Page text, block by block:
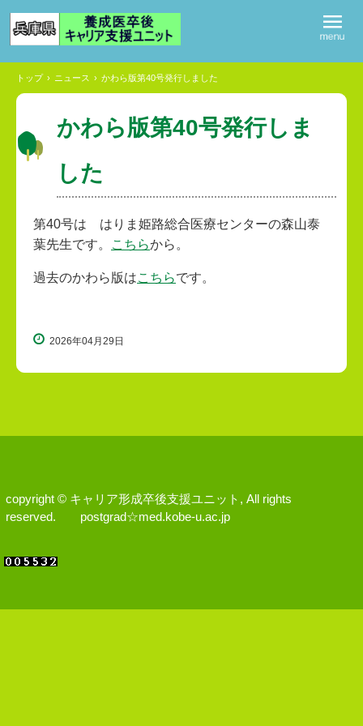
トップ › ニュース › かわら版第40号発行しました
かわら版第40号発行しま
した
第40号は はりま姫路総合医療センターの森山泰
葉先生です。
こちらから。
過去のかわら版はこちらです。
2026年04月29日
copyright © キャリア形成卒後支援ユニット, All rights
reserved. postgrad☆med.kobe-u.ac.jp